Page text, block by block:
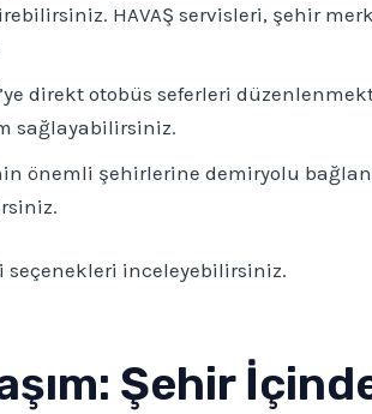
HAVAŞ servisleri, şehir
direkt otobüs seferleri
sağlayabilirsiniz.
önemli şehirlerine demiryolu
seçenekleri inceleyebilirsiniz.
Şehir